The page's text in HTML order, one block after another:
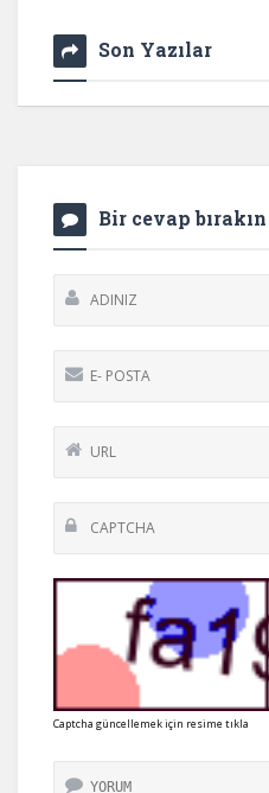
Son Yazılar
Bir cevap bırakın
Captcha güncellemek için resime tıkla